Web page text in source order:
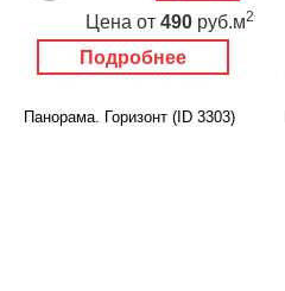
Подробнее
Цена от 490 руб.м2
Панорама. Горизонт (ID 3303)